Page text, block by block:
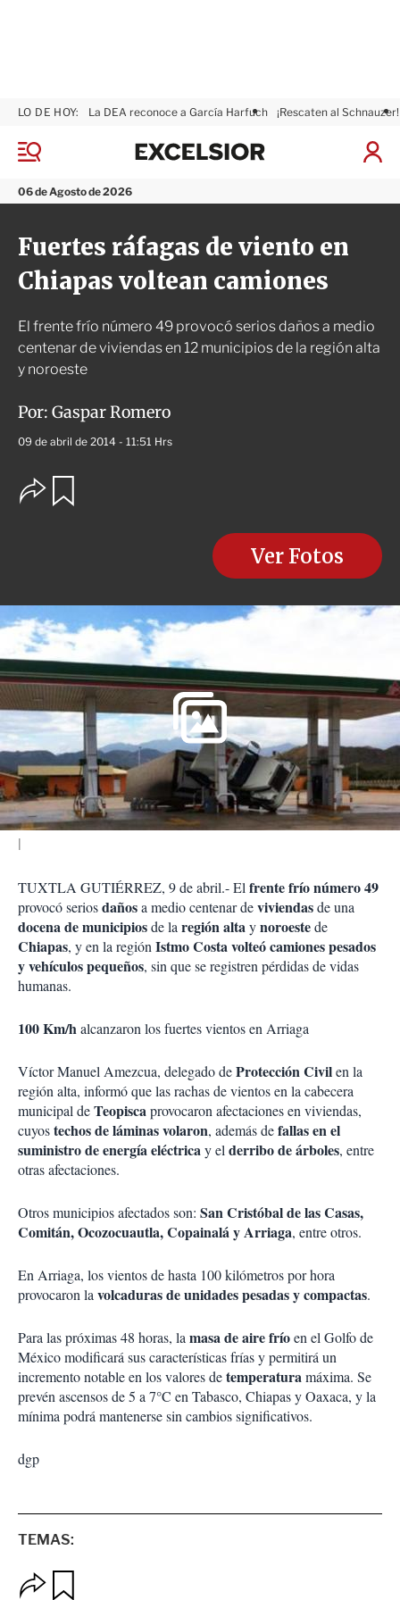
M
n
ú
06 de Agosto de 2026
LO DE HOY: La DEA reconoce a García Harfuch ¡Rescaten al Schnauzer!
I
i
ó
x
l
i
o
r
Fuertes ráfagas de viento en
Chiapas voltean camiones
El frente frío número 49 provocó serios daños a medio
centenar de viviendas en 12 municipios de la región alta
y noroeste
Por: Gaspar Romero
09 de abril de 2014 - 11:51 Hrs
O
p
s
d
e
o
m
a
t
i
r
Ver Fotos
TUXTLA GUTIÉRREZ, 9 de abril.- El frente frío número 49
provocó seriosdañosa medio centenar deviviendasde una
docena de municipiosde la región altaynoroestede
Chiapas, y en la región Istmo Costavolteó camiones pesados
y vehículos pequeños, sin que se registren pérdidas de vidas
humanas.
100 Km/halcanzaron los fuertes vientos en Arriaga
Víctor Manuel Amezcua, delegado deProtección Civilen la
región alta, informó que las rachas de vientos en la cabecera
municipal deTeopiscaprovocaron afectaciones en viviendas,
cuyostechos de láminas volaron, además defallas en el
suministro de energía eléctricay el derribo de árboles, entre
otras afectaciones.
Otros municipios afectados son: San Cristóbal de las Casas,
Comitán, Ocozocuautla, Copainalá y Arriaga, entre otros.
En Arriaga, los vientos de hasta 100 kilómetros por hora
provocaron la volcaduras de unidades pesadas y compactas.
Para las próximas 48 horas, la masa de aire fríoen el Golfo de
México modificará sus características frías y permitirá un
incremento notable en los valores detemperaturamáxima. Se
prevén ascensos de 5 a 7°C en Tabasco, Chiapas y Oaxaca, y la
mínima podrá mantenerse sin cambios significativos.
dgp
TEMAS: